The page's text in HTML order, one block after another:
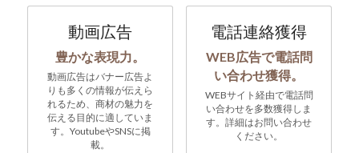
動画広告
豊かな表現力。
動画広告はバナー広告よ
りも多くの情報が伝えら
れるため、商材の魅力を
伝える目的に適していま
す。YoutubeやSNSに掲
載。
電話連絡獲得
WEB広告で電話問
い合わせ獲得。
WEBサイト経由で電話問
い合わせを多数獲得しま
す。詳細はお問い合わせ
ください。